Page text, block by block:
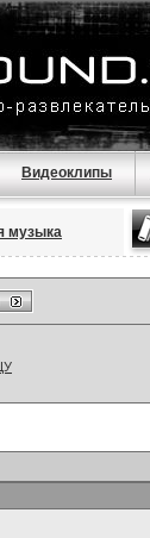
Видеоклипы
музыка